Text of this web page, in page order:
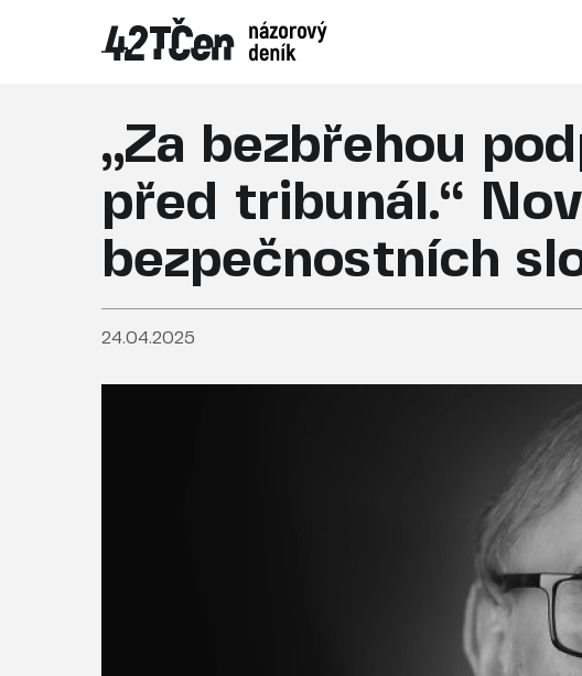
„Za bezbřehou
před tribunál.“
bezpečnostních
24.04.2025